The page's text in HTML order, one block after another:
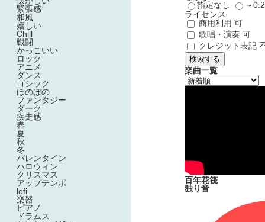
緊張感
和風
嬉しい
Chill
戦闘
かっこいい
ロック
アニメ
ダンス
ゴシック
ほのぼの
ファンタジー
ダーク
疾走感
春
夏
秋
冬
バレンタイン
ハロウィン
クリスマス
アップテンポ
lofi
楽器
ピアノ
ドラムス
指定なし
～
ライセンス
商用利用 可
歌唱・演奏 可
クレジット表記
検索する
楽曲一覧
百年花筏
独り音